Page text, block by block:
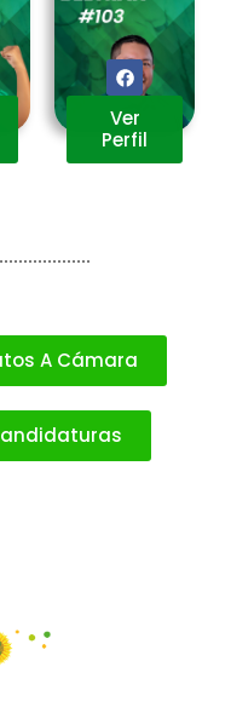
Ver
Perfil
A Cámara